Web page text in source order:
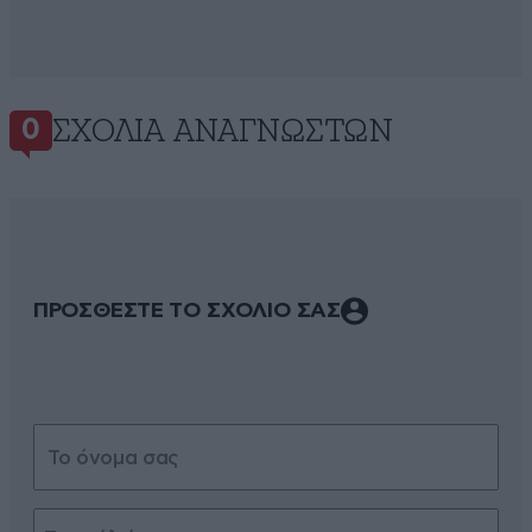
0 ΣΧΌΛΙΑ ΑΝΑΓΝΩΣΤΏΝ
ΠΡΟΣΘΕΣΤΕ ΤΟ ΣΧΟΛΙΟ ΣΑΣ